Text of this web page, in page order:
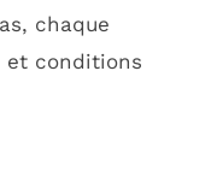
chaque
et conditions